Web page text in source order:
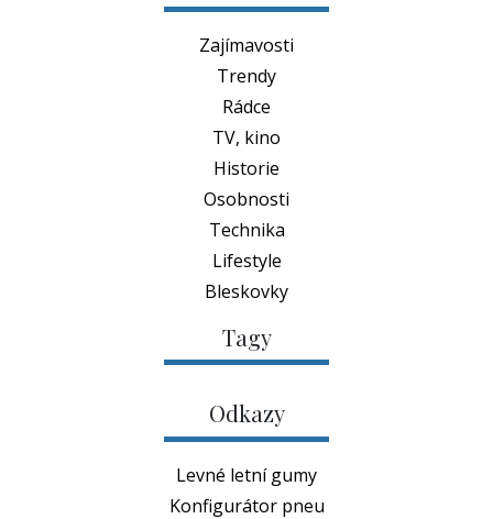
Zajímavosti
Trendy
Rádce
TV, kino
Historie
Osobnosti
Technika
Lifestyle
Bleskovky
Tagy
Odkazy
Levné letní gumy
Konfigurátor pneu